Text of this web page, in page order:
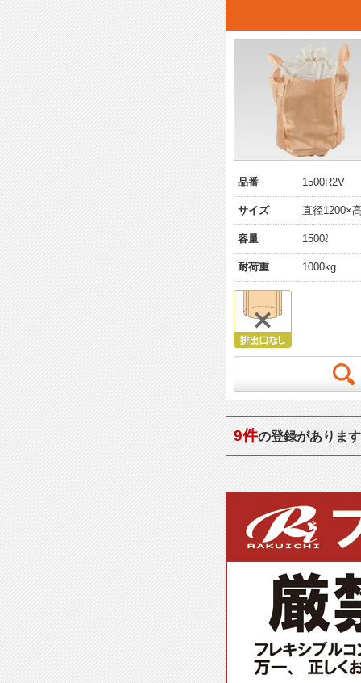
品番 1500R2V
サイズ 直径1200×
容量 1500ℓ
耐荷重 1000kg
9件の登録がありま